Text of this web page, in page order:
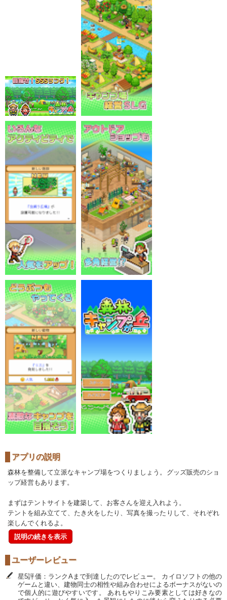
アプリの説明
森林を整備して立派なキャンプ場をつくりましょう。グッズ販売のショ
ップ経営もあります。
まずはテントサイトを建築して、お客さんを迎え入れよう。
テントを組み立てて、たき火をしたり、写真を撮ったりして、それぞれ
楽しんでくれるよ。
説明の続きを表示
ユーザーレビュー
星5評価：ランクAまで到達したのでレビュー。 カイロソフトの他の
ゲームと違い、建物同士の相性や組み合わせによるボーナスがないの
で個人的に遊びやすいです。 あれもやりこみ要素としては好きなの